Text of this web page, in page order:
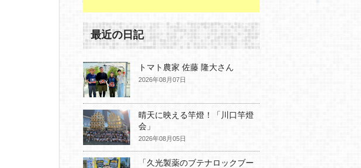
最近の日記
トマト農家 佐藤 隆大さん
2026年08月07日
晴天に映える竿燈！「川口竿燈
会」
2026年08月05日
「久光製薬のブテナロックブー